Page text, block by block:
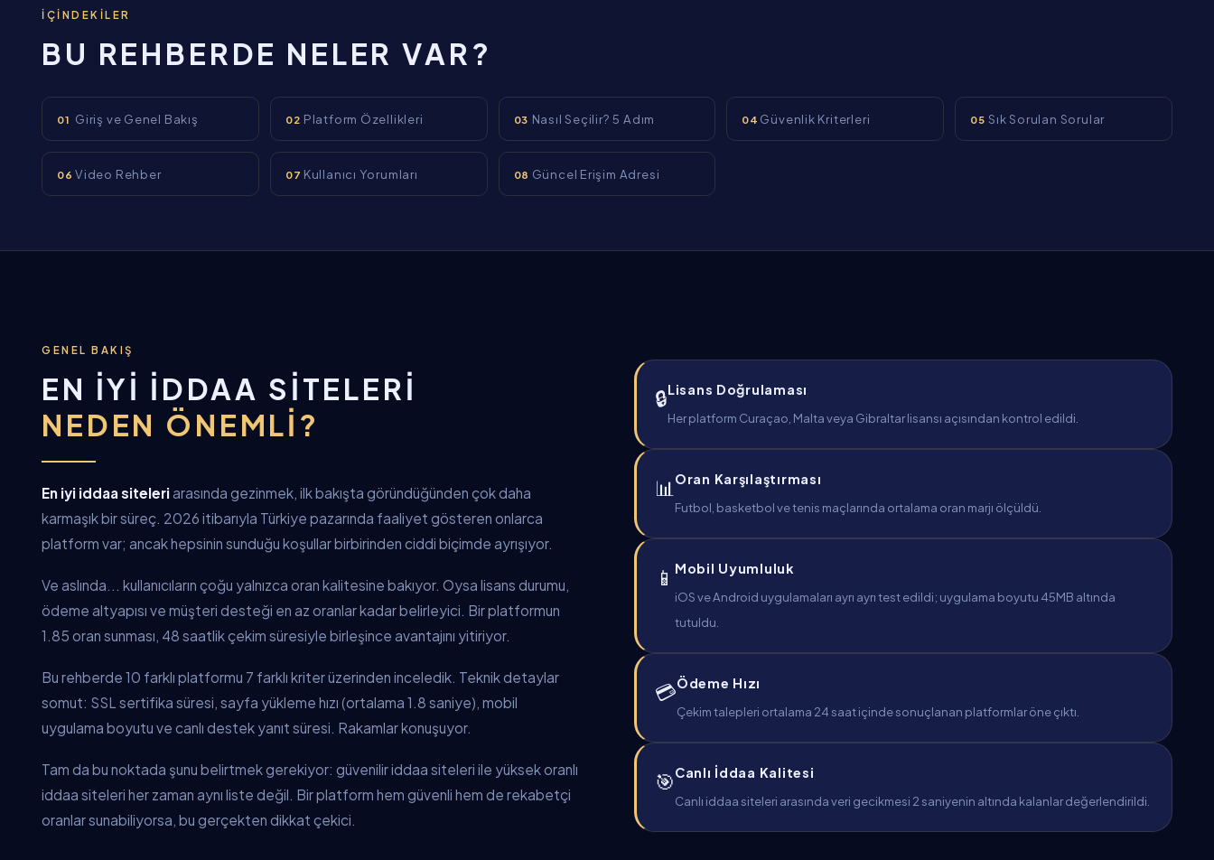
İÇINDEKILER
BU REHBERDE NELER VAR?
01 Giriş ve Genel Bakış 02 Platform Özellikleri 03 Nasıl Seçilir? 5 Adım 04 Güvenlik Kriterleri 05 Sık Sorulan Sorular
06 Video Rehber 07 Kullanıcı Yorumları 08 Güncel Erişim Adresi
GENEL BAKIŞ
EN İYI İDDAA SITELERI
NEDEN ÖNEMLI?
En iyi iddaa siteleriarasında gezinmek, ilk bakışta göründüğünden çok daha
karmaşık bir süreç. 2026 itibarıyla Türkiye pazarında faaliyet gösteren onlarca
platform var; ancak hepsinin sunduğu koşullar birbirinden ciddi biçimde ayrışıyor.
Ve aslında... kullanıcıların çoğu yalnızca oran kalitesine bakıyor. Oysa lisans durumu,
ödeme altyapısı ve müşteri desteği en az oranlar kadar belirleyici. Bir platformun
1.85 oran sunması, 48 saatlik çekim süresiyle birleşince avantajını yitiriyor.
Bu rehberde 10 farklı platformu 7 farklı kriter üzerinden inceledik. Teknik detaylar
somut: SSL sertifika süresi, sayfa yükleme hızı (ortalama 1.8 saniye), mobil
uygulama boyutu ve canlı destek yanıt süresi. Rakamlar konuşuyor.
Tam da bu noktada şunu belirtmek gerekiyor: güvenilir iddaa siteleri ile yüksek oranlı
iddaa siteleri her zaman aynı liste değil. Bir platform hem güvenli hem de rekabetçi
oranlar sunabiliyorsa, bu gerçekten dikkat çekici.
🔒Lisans Doğrulaması
Her platform Curaçao, Malta veya Gibraltar lisansı açısından kontrol edildi.
📊 Oran Karşılaştırması
Futbol, basketbol ve tenis maçlarında ortalama oran marjı ölçüldü.
📱 Mobil Uyumluluk
iOS ve Android uygulamaları ayrı ayrı test edildi; uygulama boyutu 45MB altında
tutuldu.
💳Ödeme Hızı
Çekim talepleri ortalama 24 saat içinde sonuçlanan platformlar öne çıktı.
🎯Canlı İddaa Kalitesi
Canlı iddaa siteleri arasında veri gecikmesi 2 saniyenin altında kalanlar değerlendirildi.